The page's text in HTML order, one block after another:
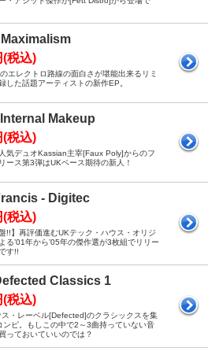
(税込)
エレクトロ路線の面白さが堪能出来るリミ
した話題アーティストの新作EP。
Internal Makeup
(税込)
気デュオKassian主宰[Faux Poly]からのフ
ース第3弾はUKベース期待の新人！
- Digitec
(税込)
!!】再評価進むUKテック・ハウス・オリジ
る’01年から’05年の傑作選が3枚組でリリー
す!!
Classics 1
(税込)
・レーベル[Defected]のクラシックスを集
ンピ。もしこの中で2～3曲持っていない音
っておいていいのでは？